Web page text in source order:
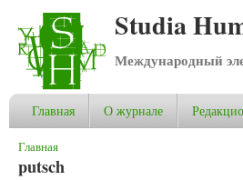
Studia
Международный
Главная О журнале
Вы здесь
Главная
putsch